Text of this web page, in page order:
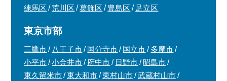
練馬区
荒川区 葛飾区 豊島区 足立区
東京市部
三鷹市 八王子市 国分寺市 国立市
多摩市
小平市
小金井市 府中市 日野市
昭島市
東久留米市
東大和市 東村山市
武蔵村山市